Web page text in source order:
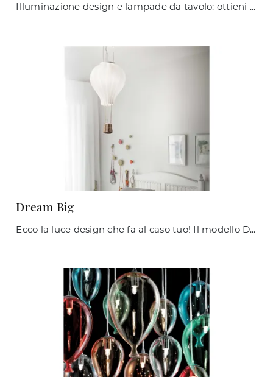
Illuminazione design e lampade da tavolo: ottieni informazioni sulla lampada Angolo in metallo che ti consigliamo.
Dream Big
Ecco la luce design che fa al caso tuo! Il modello Dream Big è una tra le nostre lampade a sospensione di Ideal Lux.